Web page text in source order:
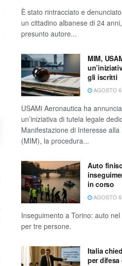
È stato rintracciato e
un cittadino albanese di 24
presunto autore...
MIM,
gli iscritti
AGOSTO
USAMi Aeronautica ha
un’iniziativa di tutela legale
Manifestazione di Interesse
(MIM), la procedura...
Auto
in corso
AGOSTO
Inseguimento a Torino: auto
per tre persone.
Italia
per difesa